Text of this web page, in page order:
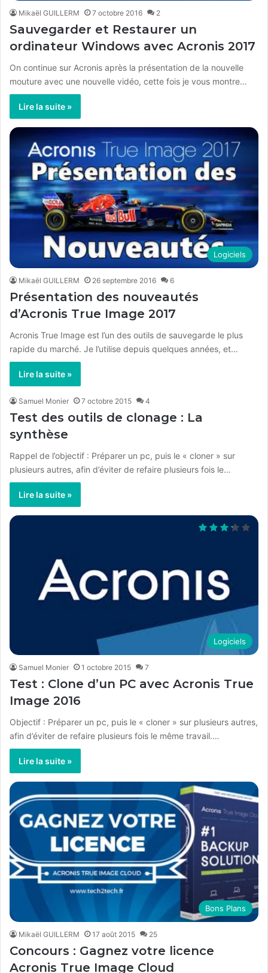
Mikaël GUILLERM 7 octobre 2016 2
Sauvegarder et Restaurer un
ordinateur Windows avec Acronis 2017
On continue sur Acronis après la présentation de la nouvelle
mouture avec une nouvelle vidéo, cette fois je vous montre…
Lire la suite »
Logiciels
Mikaël GUILLERM 26 septembre 2016 6
Présentation des nouveautés
d’Acronis True Image 2017
Acronis True Image est l’un des outils de sauvegarde le plus
rapide du marché. Je l’utilise depuis quelques années, et…
Lire la suite »
Samuel Monier 7 octobre 2015 4
Test des outils de clonage : La
synthèse
Rappel de l’objectif : Préparer un pc, puis le « cloner » sur
plusieurs autres, afin d’éviter de refaire plusieurs fois le…
Lire la suite »
Logiciels
Samuel Monier 1 octobre 2015 7
Test : Clone d’un PC avec Acronis True
Image 2016
Objectif : Préparer un pc, puis le « cloner » sur plusieurs autres,
afin d’éviter de refaire plusieurs fois le même travail.…
Lire la suite »
Bons Plans
Mikaël GUILLERM 17 août 2015 25
Concours : Gagnez votre licence
Acronis True Image Cloud